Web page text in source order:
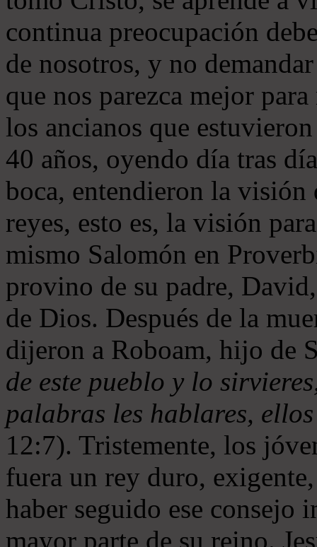
continua preocupación
de nosotros, y no
que nos parezca mejor
los ancianos que
40 años, oyendo día tras
boca, entendieron la visión
reyes, esto es, la visión
mismo Salomón en
provino de su padre,
de Dios. Después de la
dijeron a Roboam, hijo de
de este pueblo y lo
palabras les hablares,
12:7). Tristemente, los
fuera un rey duro,
haber seguido ese consejo
mayor parte de su reino.